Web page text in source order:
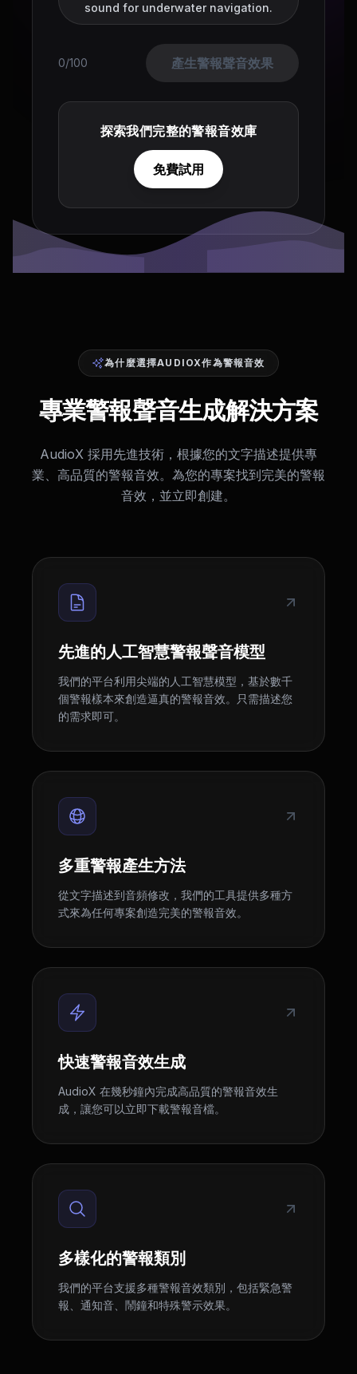
sound for underwater navigation.
0/100 產生警報聲音效果
探索我們完整的警報音效庫
免費試用
為什麼選擇AUDIOX作為警報音效
專業警報聲音生成解決方案
AudioX 採用先進技術，根據您的文字描述提供專
業、高品質的警報音效。為您的專案找到完美的警報
音效，並立即創建。
先進的人工智慧警報聲音模型
我們的平台利用尖端的人工智慧模型，基於數千
個警報樣本來創造逼真的警報音效。只需描述您
的需求即可。
多重警報產生方法
從文字描述到音頻修改，我們的工具提供多種方
式來為任何專案創造完美的警報音效。
快速警報音效生成
AudioX 在幾秒鐘內完成高品質的警報音效生
成，讓您可以立即下載警報音檔。
多樣化的警報類別
我們的平台支援多種警報音效類別，包括緊急警
報、通知音、鬧鐘和特殊警示效果。